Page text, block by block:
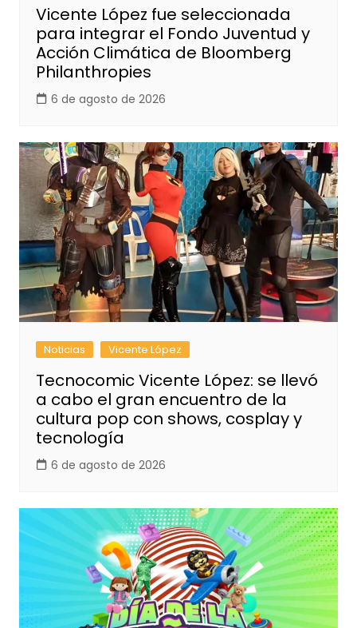
Vicente López fue seleccionada
para integrar el Fondo Juventud y
Acción Climática de Bloomberg
Philanthropies
6 de agosto de 2026
Noticias Vicente López
Tecnocomic Vicente López: se llevó
a cabo el gran encuentro de la
cultura pop con shows, cosplay y
tecnología
6 de agosto de 2026